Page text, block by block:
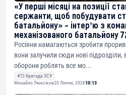
«У перші місяці на позиції
сержанти, щоб побудувати
батальйону» – інтерʼю з
механізованого батальйону
Росіяни намагаються зробити
вони залучили сюди нові
оборони роблять все мо...
#72 бригада ЗСУ
Михайло Люксіков20 Липня, 202610:13